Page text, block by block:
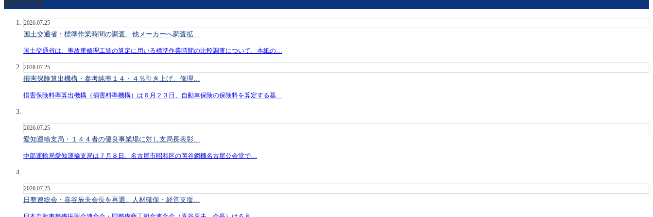
最近の記事
2026.07.25
国土交通省・標準作業時間の調査、他メーカーへ調査拡…
国土交通省は、事故車修理工賃の算定に用いる標準作業時間の比較調査について、本紙の…
2026.07.25
損害保険算出機構・参考純率１４・４％引き上げ、修理…
損害保険料率算出機構（損害料率機構）は６月２３日、自動車保険の保険料を算定する基…
2026.07.25
愛知運輸支局・１４４者の優良事業場に対し支局長表彰…
中部運輸局愛知運輸支局は７月８日、名古屋市昭和区の岡谷鋼機名古屋公会堂で…
2026.07.25
日整連総会・喜谷辰夫会長を再選、人材確保・経営支援…